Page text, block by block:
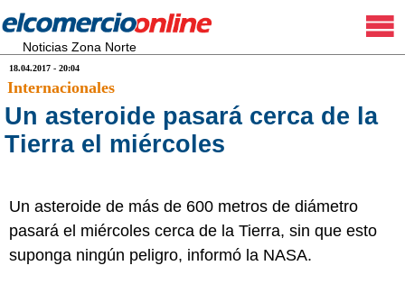
Noticias Zona Norte
18.04.2017 - 20:04
Internacionales
Un asteroide pasará cerca de la
Tierra el miércoles
Un asteroide de más de 600 metros de diámetro
pasará el miércoles cerca de la Tierra, sin que esto
suponga ningún peligro, informó la NASA.